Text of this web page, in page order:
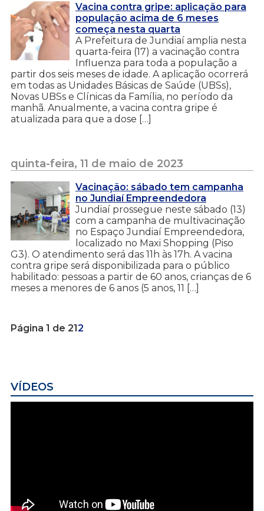
Vacina contra gripe: aplicação para
população acima de 6 meses
começa nesta quarta
A Prefeitura de Jundiaí amplia nesta
quarta-feira (17) a vacinação contra
Influenza para toda a população a
partir dos seis meses de idade. A aplicação ocorrerá
em todas as Unidades Básicas de Saúde (UBSs),
Novas UBSs e Clínicas da Família, no período da
manhã. Anualmente, a vacina contra gripe é
atualizada para que a dose […]
quinta-feira, 11 de maio de 2023
Vacinação: sábado tem campanha
no Jundiaí Empreendedora
Jundiaí prossegue neste sábado (13)
com a campanha de multivacinação
no Espaço Jundiaí Empreendedora,
localizado no Maxi Shopping (Piso
G3). O atendimento será das 11h às 17h. A vacina
contra gripe será disponibilizada para o público
habilitado: pessoas a partir de 60 anos, crianças de 6
meses a menores de 6 anos (5 anos, 11 […]
Página 1 de 212
VÍDEOS